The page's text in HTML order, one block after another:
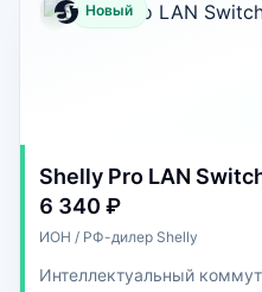
Новый
Shelly Pro LAN
6 340 ₽
ИОН / РФ-дилер Shelly
Интеллектуальный